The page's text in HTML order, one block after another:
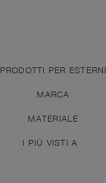
PRODOTTI PER ESTERNI
MARCA
MATERIALE
I PIÙ VISTI A :